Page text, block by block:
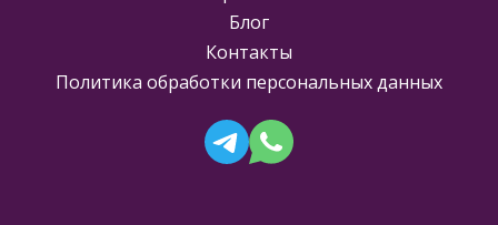
Блог
Контакты
Политика обработки персональных данных